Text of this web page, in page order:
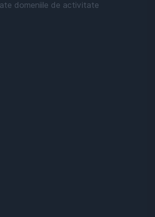
domeniile de activitate